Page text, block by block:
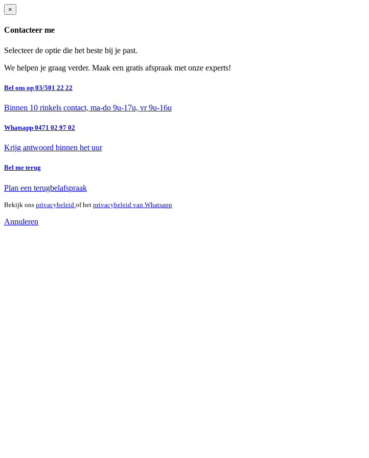
×
Contacteer me
Selecteer de optie die het beste bij je past.
We helpen je graag verder. Maak een gratis afspraak met onze experts!
Bel ons op 03/501 22 22
Binnen 10 rinkels contact, ma-do 9u-17u, vr 9u-16u
Whatsapp 0471 02 97 02
Krijg antwoord binnen het uur
Bel me terug
Plan een terugbelafspraak
Bekijk ons privacybeleid of het privacybeleid van Whatsapp
Annuleren